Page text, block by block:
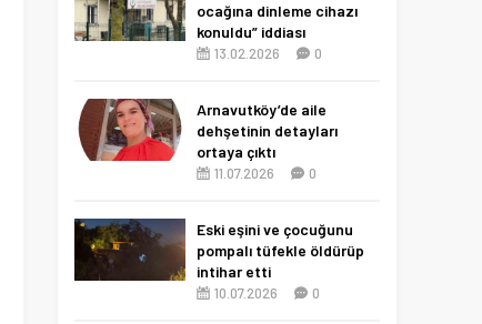
ocağına dinleme cihazı
konuldu” iddiası
13.02.2026 0
Arnavutköy’de aile
dehşetinin detayları
ortaya çıktı
11.07.2026 0
Eski eşini ve çocuğunu
pompalı tüfekle öldürüp
intihar etti
10.07.2026 0